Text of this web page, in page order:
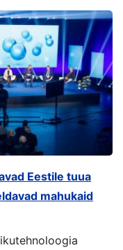
Eestile tuua
mahukaid